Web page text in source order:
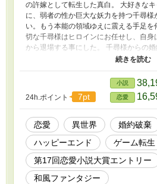
の許嫁として転生した真白。 大好きな
に、弱者の性か巨大な妖力を持つ千尋様
い。もう本能の領域ゆえに震える手足
切な千尋様はヒロインにお任せし、自身
から退場する事にした。 千尋様からの
ムの舞台から無事に何とか退場した真白
されて、一月経った今では街の居酒屋
て働く毎日。 そんな彼女に、初めての
で出かけてみれば、依頼主はなんと『ヒ
わりで、千尋様までやって来て……。 ー
ーーーーーーーーーーーーーーーーー
■毎回1000文字程度の更新です。 ざまぁ
24h.ポイント 7pt
小説
恋愛
恋愛 異世界 婚約破棄
ハッピーエンド
ゲーム転生
第17回恋愛小説大賞エントリー
和風ファンタジー